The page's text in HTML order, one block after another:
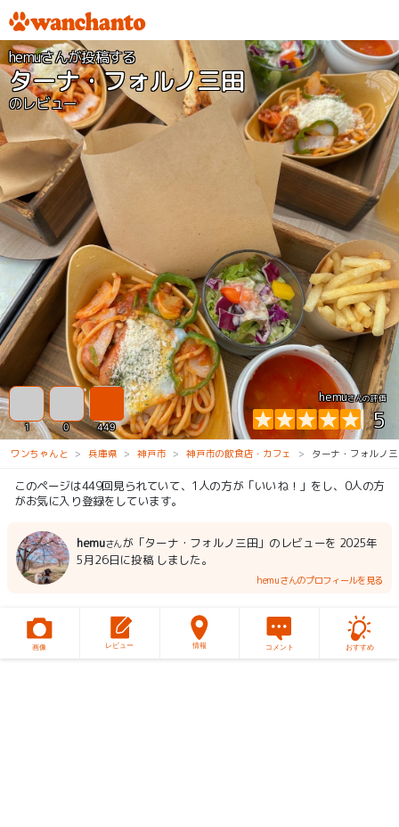
hemuさんが投稿する
ターナ・フォルノ三田
のレビュー
hemuさんの評価
5
1 0 449
ワンちゃんと 兵庫県 神戸市 神戸市の飲食店・カフェ ターナ・フォルノ
このページは449回見られていて、1人の方が「いいね！」をし、0人の方
がお気に入り登録をしています。
hemuさんが「ターナ・フォルノ三田」のレビューを 2025年
5月26日に投稿 しました。
hemuさんのプロフィールを見る
画像 レビュー 情報 コメント おすすめ